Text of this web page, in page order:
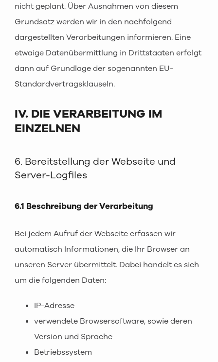
nicht geplant. Über Ausnahmen von diesem
Grundsatz werden wir in den nachfolgend
dargestellten Verarbeitungen informieren. Eine
etwaige Datenübermittlung in Drittstaaten erfolgt
dann auf Grundlage der sogenannten EU-
Standardvertragsklauseln.
IV. DIE VERARBEITUNG IM
EINZELNEN
6. Bereitstellung der Webseite und
Server-Logfiles
6.1 Beschreibung der Verarbeitung
Bei jedem Aufruf der Webseite erfassen wir
automatisch Informationen, die Ihr Browser an
unseren Server übermittelt. Dabei handelt es sich
um die folgenden Daten:
IP-Adresse
verwendete Browsersoftware, sowie deren
Version und Sprache
Betriebssystem